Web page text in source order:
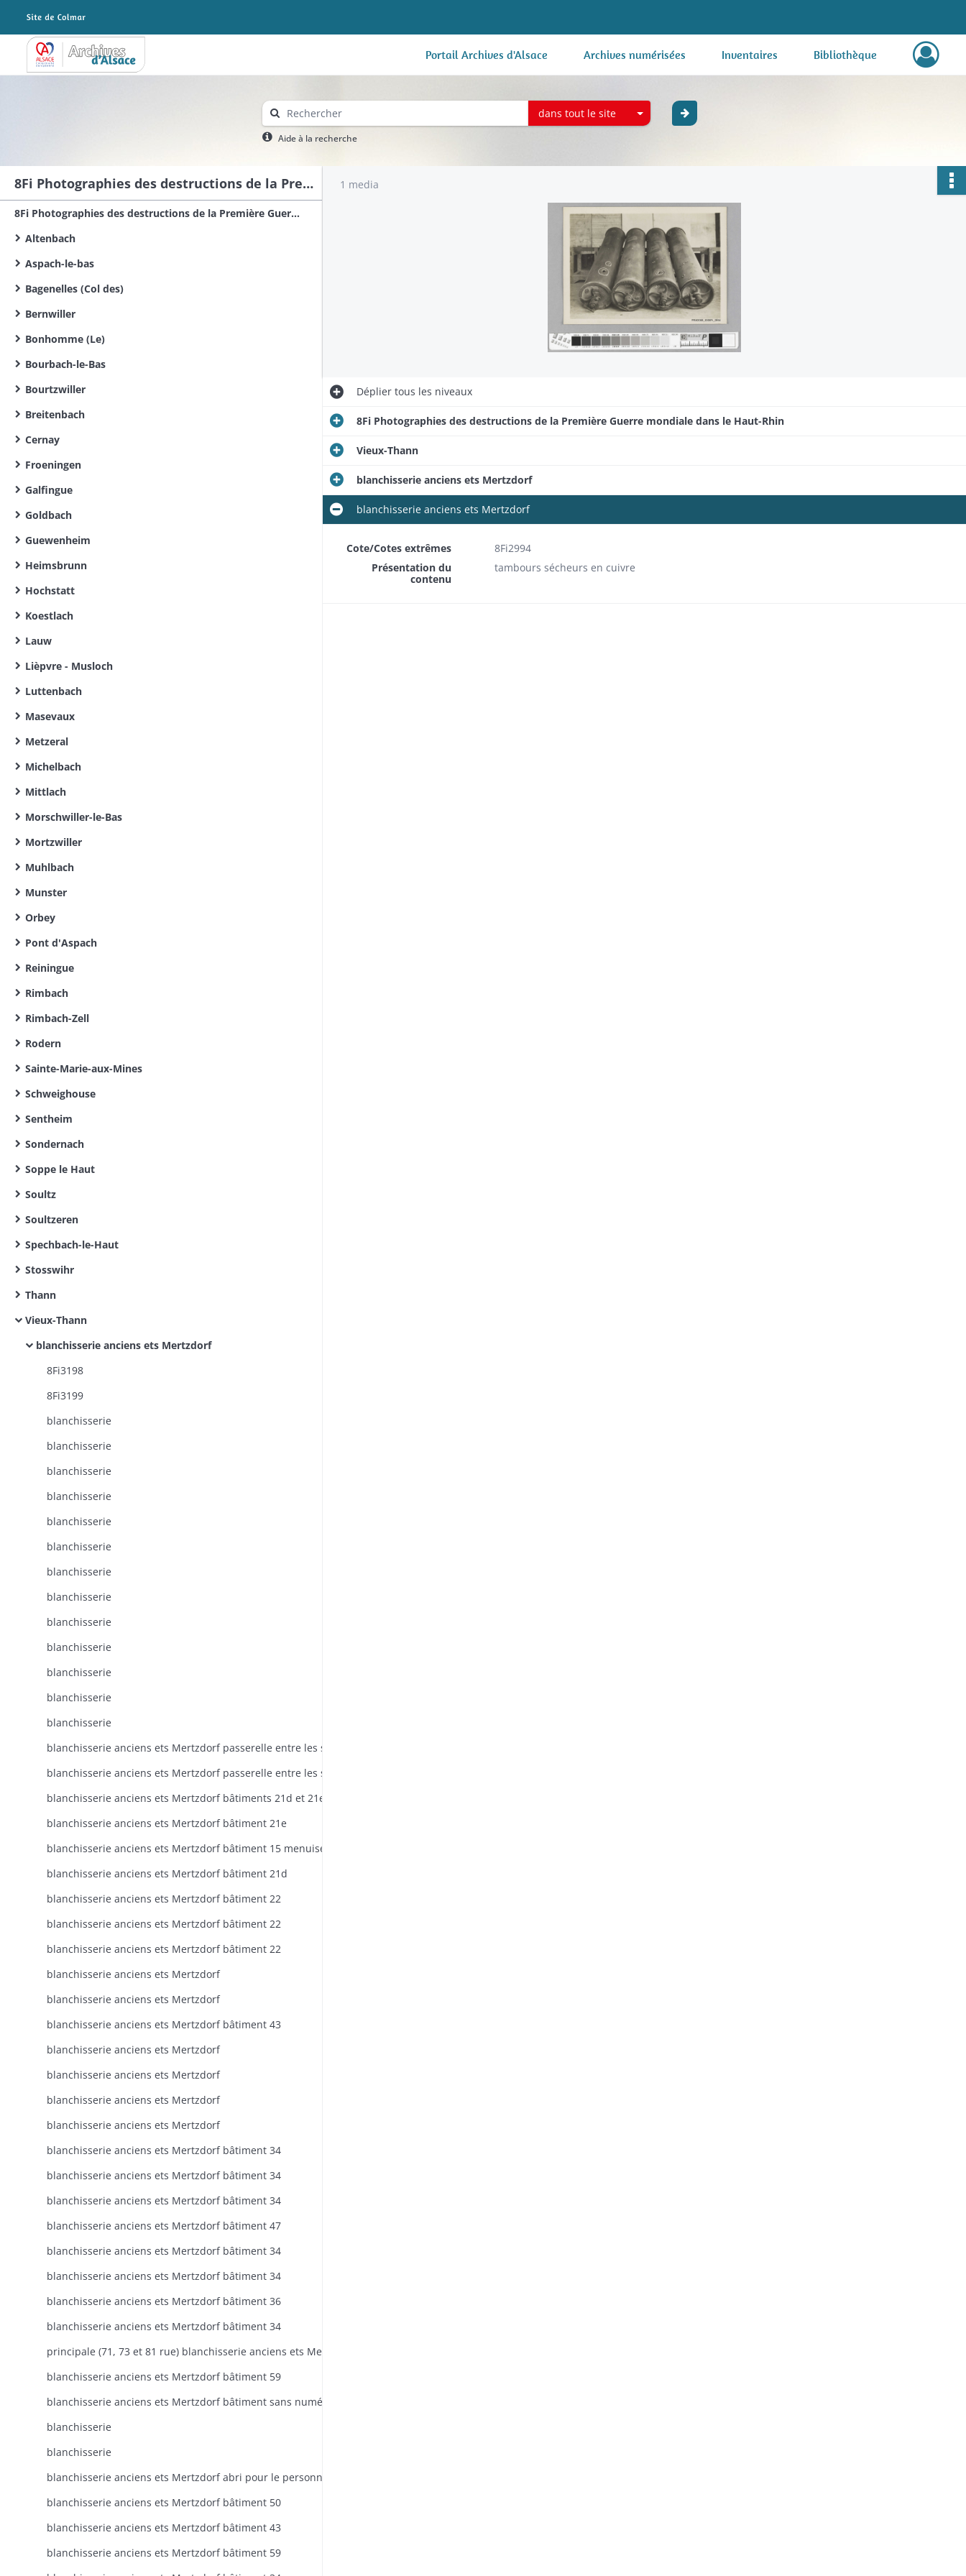
Archives Alsace - Colmar Portail Archives d'Alsace Archives numérisées Inventaires Bibliothèque
dans tout le site
Aide à la recherche
8Fi Photographies des destructions de la Première Guerre mondiale dans le sud du Haut-Rhin
8Fi Photographies des destructions de la Première Guerre mondiale dans le Haut-Rhin
Altenbach
Aspach-le-bas
Bagenelles (Col des)
Bernwiller
Bonhomme (Le)
Bourbach-le-Bas
Bourtzwiller
Breitenbach
Cernay
Froeningen
Galfingue
Goldbach
Guewenheim
Heimsbrunn
Hochstatt
Koestlach
Lauw
Lièpvre - Musloch
Luttenbach
Masevaux
Metzeral
Michelbach
Mittlach
Morschwiller-le-Bas
Mortzwiller
Muhlbach
Munster
Orbey
Pont d'Aspach
Reiningue
Rimbach
Rimbach-Zell
Rodern
Sainte-Marie-aux-Mines
Schweighouse
Sentheim
Sondernach
Soppe le Haut
Soultz
Soultzeren
Spechbach-le-Haut
Stosswihr
Thann
Vieux-Thann
blanchisserie anciens ets Mertzdorf
8Fi3198
8Fi3199
blanchisserie
blanchisserie
blanchisserie
blanchisserie
blanchisserie
blanchisserie
blanchisserie
blanchisserie
blanchisserie
blanchisserie
blanchisserie
blanchisserie
blanchisserie
blanchisserie anciens ets Mertzdorf bâtiments 21d et 21e
blanchisserie anciens ets Mertzdorf bâtiment 21e
blanchisserie anciens ets Mertzdorf bâtiment 21d
blanchisserie anciens ets Mertzdorf bâtiment 22
blanchisserie anciens ets Mertzdorf bâtiment 22
blanchisserie anciens ets Mertzdorf bâtiment 22
blanchisserie anciens ets Mertzdorf
blanchisserie anciens ets Mertzdorf
blanchisserie anciens ets Mertzdorf bâtiment 43
blanchisserie anciens ets Mertzdorf
blanchisserie anciens ets Mertzdorf
blanchisserie anciens ets Mertzdorf
blanchisserie anciens ets Mertzdorf
blanchisserie anciens ets Mertzdorf bâtiment 34
blanchisserie anciens ets Mertzdorf bâtiment 34
blanchisserie anciens ets Mertzdorf bâtiment 34
blanchisserie anciens ets Mertzdorf bâtiment 47
blanchisserie anciens ets Mertzdorf bâtiment 34
blanchisserie anciens ets Mertzdorf bâtiment 34
blanchisserie anciens ets Mertzdorf bâtiment 36
blanchisserie anciens ets Mertzdorf bâtiment 34
blanchisserie anciens ets Mertzdorf bâtiment 59
blanchisserie
blanchisserie
blanchisserie anciens ets Mertzdorf bâtiment 50
blanchisserie anciens ets Mertzdorf bâtiment 43
blanchisserie anciens ets Mertzdorf bâtiment 59
1 media
Dépliertous les niveaux
8Fi Photographies des destructions de la Première Guerre mondiale dans le Haut-Rhin
Vieux-Thann
blanchisserie anciens ets Mertzdorf
blanchisserie anciens ets Mertzdorf
Cote/Cotes extrêmes
8Fi2994
Présentation du
contenu
tambours sécheurs en cuivre